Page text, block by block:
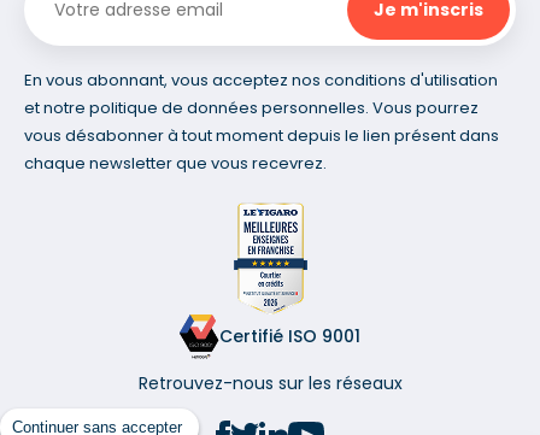
Continuer sans accepter
En vous abonnant, vous acceptez nos conditions d'utilisation
et notre politique de données personnelles. Vous pourrez
vous désabonner à tout moment depuis le lien présent dans
chaque newsletter que vous recevrez.
Certifié ISO 9001
Retrouvez-nous sur les réseaux